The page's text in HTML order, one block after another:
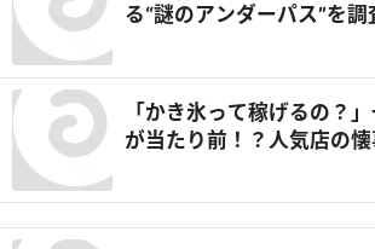
る“謎のアンダーパス”を
「かき氷って稼げるの？
が当たり前！？人気店の